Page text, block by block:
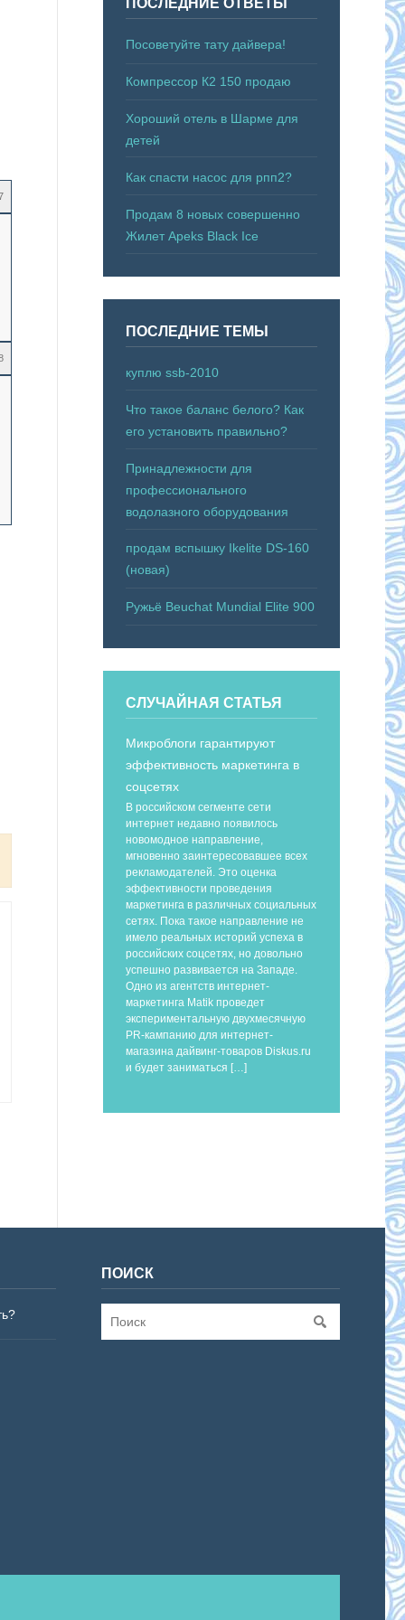
Посоветуйте тату дайвера!
Компрессор К2 150 продаю
Хороший отель в Шарме для
детей
Как спасти насос для рпп2?
Продам 8 новых совершенно
Жилет Apeks Black Ice
ПОСЛЕДНИЕ ТЕМЫ
куплю ssb-2010
Что такое баланс белого? Как
его установить правильно?
Принадлежности для
профессионального
водолазного оборудования
продам вспышку Ikelite DS-160
(новая)
Ружьё Beuchat Mundial Elite 900
СЛУЧАЙНАЯ СТАТЬЯ
Микроблоги гарантируют
эффективность маркетинга в
соцсетях
В российском сегменте сети
интернет недавно появилось
новомодное направление,
мгновенно заинтересовавшее всех
рекламодателей. Это оценка
эффективности проведения
маркетинга в различных социальных
сетях. Пока такое направление не
имело реальных историй успеха в
российских соцсетях, но довольно
успешно развивается на Западе.
Одно из агентств интернет-
маркетинга Matik проведет
экспериментальную двухмесячную
PR-кампанию для интернет-
магазина дайвинг-товаров Diskus.ru
и будет заниматься […]
ПОИСК